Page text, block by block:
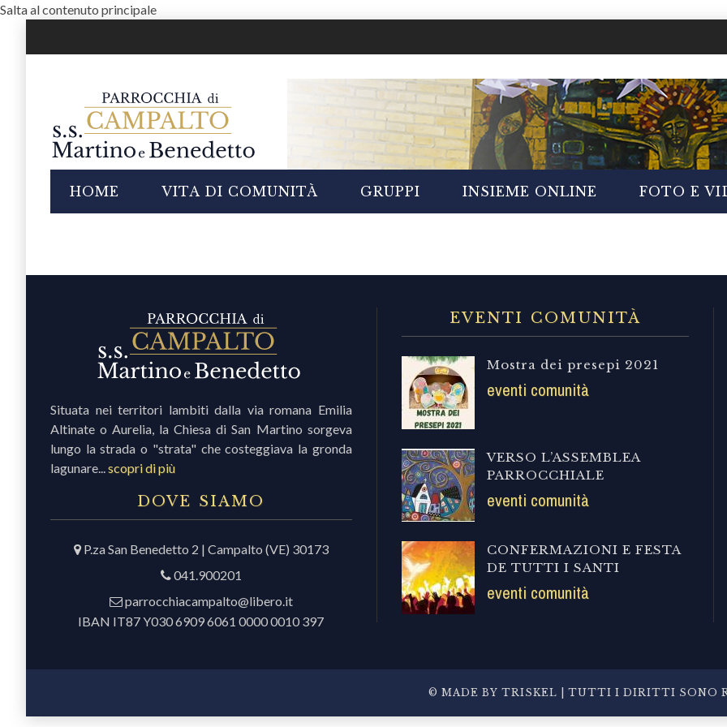
Salta al contenuto principale
HOME VITA DI COMUNITÀ GRUPPI INSIEME ONLINE FOTO E
Situata nei territori lambiti dalla via romana Emilia
Altinate o Aurelia, la Chiesa di San Martino sorgeva
lungo la strada o "strata" che costeggiava la gronda
lagunare...scopri di più
DOVE SIAMO
P.za San Benedetto 2 | Campalto (VE) 30173
041.900201
parrocchiacampalto@libero.it
IBAN IT87 Y030 6909 6061 0000 0010 397
EVENTI COMUNITÀ
Mostra dei presepi 2021
eventi comunità
VERSO L’ASSEMBLEA
PARROCCHIALE
eventi comunità
CONFERMAZIONI E FESTA
DE TUTTI I SANTI
eventi comunità
© MADE BY TRISKEL | TUTTI I DIRITTI SONO